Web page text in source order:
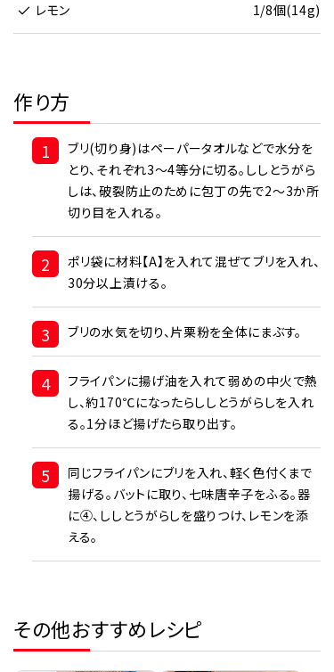
レモン 1/8個(14g)
作り方
1
ブリ(切り身)はペーパータオルなどで水分を
とり、それぞれ3～4等分に切る。ししとうがら
しは、破裂防止のために包丁の先で2～3か所
切り目を入れる。
2
ポリ袋に材料【A】を入れて混ぜてブリを入れ、
30分以上漬ける。
3 ブリの水気を切り、片栗粉を全体にまぶす。
4
フライパンに揚げ油を入れて弱めの中火で熱
し、約170℃になったらししとうがらしを入れ
る。1分ほど揚げたら取り出す。
5
同じフライパンにブリを入れ、軽く色付くまで
揚げる。バットに取り、七味唐辛子をふる。器
に④、ししとうがらしを盛りつけ、レモンを添
える。
その他おすすめレシピ